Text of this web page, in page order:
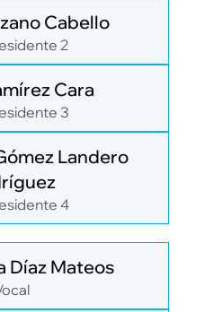
Cabello
2
Cara
3
Landero
4
Díaz Mateos